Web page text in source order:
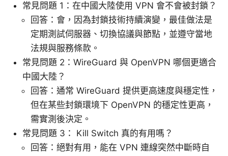
常見問題 1：在中國大陸使用 VPN 會不會被封鎖？
回答：會，因為封鎖技術持續演變，最佳做法是
定期測試伺服器、切換協議與節點，並遵守當地
法規與服務條款。
常見問題 2：WireGuard 與 OpenVPN 哪個更適合
中國大陸？
回答：通常 WireGuard 提供更高速度與穩定性，
但在某些封鎖環境下 OpenVPN 的穩定性更高，
需實測後決定。
常見問題 3： Kill Switch 真的有用嗎？
回答：絕對有用，能在 VPN 連線突然中斷時自